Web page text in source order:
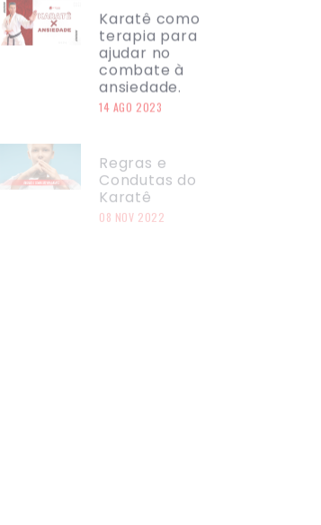
Karatê como
terapia para
ajudar no
combate à
ansiedade.
14 AGO 2023
Condutas do
Karatê
08 NOV 2022